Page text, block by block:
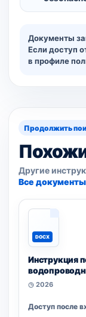
Документы
Если доступ
в профиле
Продолжить
Другие
Все
DOCX
Инструкция
◷ 2026
Доступ после